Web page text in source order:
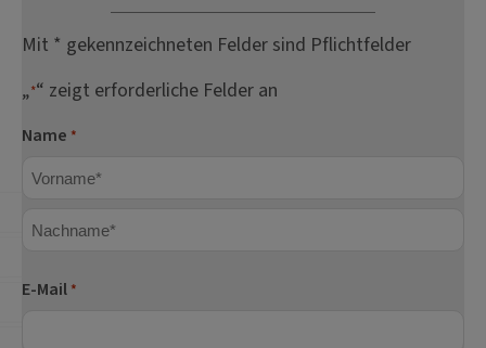
Mit * gekennzeichneten Felder sind Pflichtfelder
„*“ zeigt erforderliche Felder an
Name *
E-Mail *